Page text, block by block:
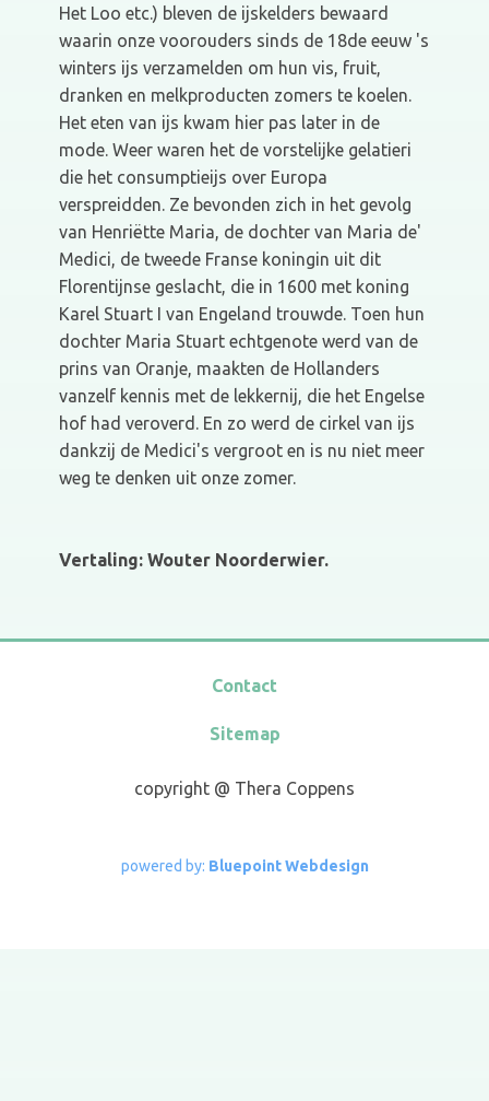
Het Loo etc.) bleven de ijskelders bewaard
waarin onze voorouders sinds de 18de eeuw 's
winters ijs verzamelden om hun vis, fruit,
dranken en melkproducten zomers te koelen.
Het eten van ijs kwam hier pas later in de
mode. Weer waren het de vorstelijke gelatieri
die het consumptieijs over Europa
verspreidden. Ze bevonden zich in het gevolg
van Henriëtte Maria, de dochter van Maria de'
Medici, de tweede Franse koningin uit dit
Florentijnse geslacht, die in 1600 met koning
Karel Stuart I van Engeland trouwde. Toen hun
dochter Maria Stuart echtgenote werd van de
prins van Oranje, maakten de Hollanders
vanzelf kennis met de lekkernij, die het Engelse
hof had veroverd. En zo werd de cirkel van ijs
dankzij de Medici's vergroot en is nu niet meer
weg te denken uit onze zomer.
Vertaling: Wouter Noorderwier.
Sitemap
copyright @ Thera Coppens
powe​red by: Bluepoint Webdesign
Contact